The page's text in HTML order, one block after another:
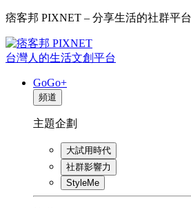
痞客邦 PIXNET – 分享生活的社群平台
台灣人的生活文創平台
GoGo+
頻道
主題企劃
大試用時代
社群影響力
StyleMe